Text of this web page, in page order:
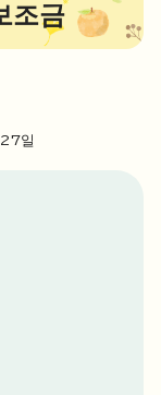
조금
27일